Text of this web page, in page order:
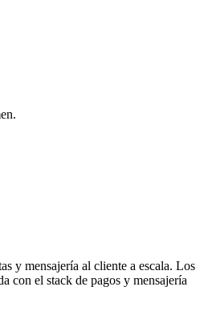
y mensajería al cliente a escala. Los
con el stack de pagos y mensajería